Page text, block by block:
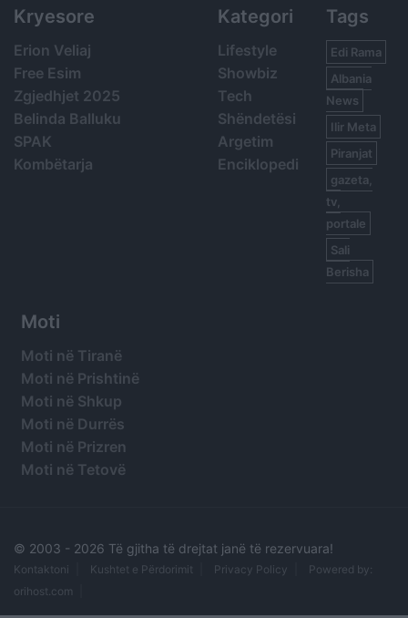
Kryesore
Erion Veliaj
Free Esim
Zgjedhjet 2025
Belinda Balluku
SPAK
Kombëtarja
Kategori
Lifestyle
Showbiz
Tech
Shëndetësi
Argetim
Enciklopedi
Tags
Edi Rama
Albania
News
Ilir Meta
Piranjat
gazeta,
tv,
portale
Sali
Berisha
Moti
Moti në Tiranë
Moti në Prishtinë
Moti në Shkup
Moti në Durrës
Moti në Prizren
Moti në Tetovë
© 2003 - 2026 Të gjitha të drejtat janë të rezervuara!
Kontaktoni Kushtet e Përdorimit Privacy Policy
Powered by:
orihost.com